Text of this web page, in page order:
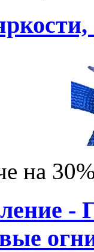
на
-